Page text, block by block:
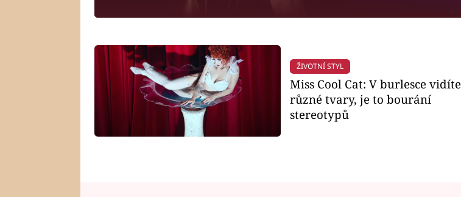
ŽIVOTNÍ STYL
Miss Cool Cat: V burlesce vidíte
různé tvary, je to bourání
stereotypů